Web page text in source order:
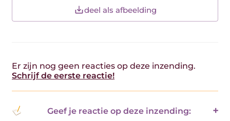
deel als afbeelding
Er zijn nog geen reacties op deze inzending.
Schrijf de eerste reactie!
Geef je reactie op deze inzending: